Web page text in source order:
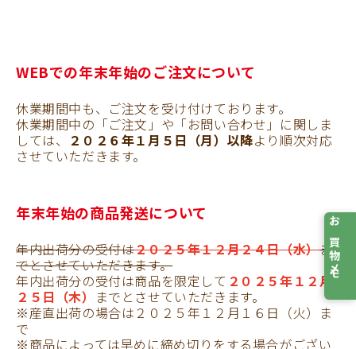
WEBでの年末年始のご注文について
休業期間中も、ご注文を受け付けております。
休業期間中の「ご注文」や「お問い合わせ」に関しま
しては、
２０２６年１月５日（月）以降より順次対応
させていただきます。
年末年始の商品発送について
年内出荷分の受付は２０２５年１２月２４日（水）ま
でとさせていただきます。
年内出荷分の受付は商品を限定して ２０２５年１２月
２５日（木）
までとさせていただきます。
※産直出荷の場合は２０２５年１２月１６日（火）ま
で
※商品によっては早めに締め切りをする場合がござい
お買物メモ